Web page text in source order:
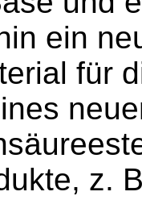
ein
für
z.